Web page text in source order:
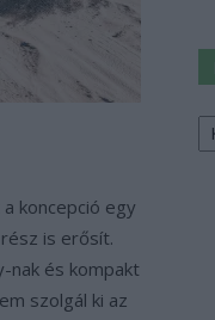
koncepció egy
is erősít.
nak és kompakt
szolgál ki az